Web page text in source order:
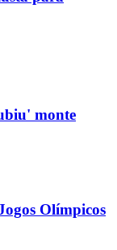
monte
Olímpicos